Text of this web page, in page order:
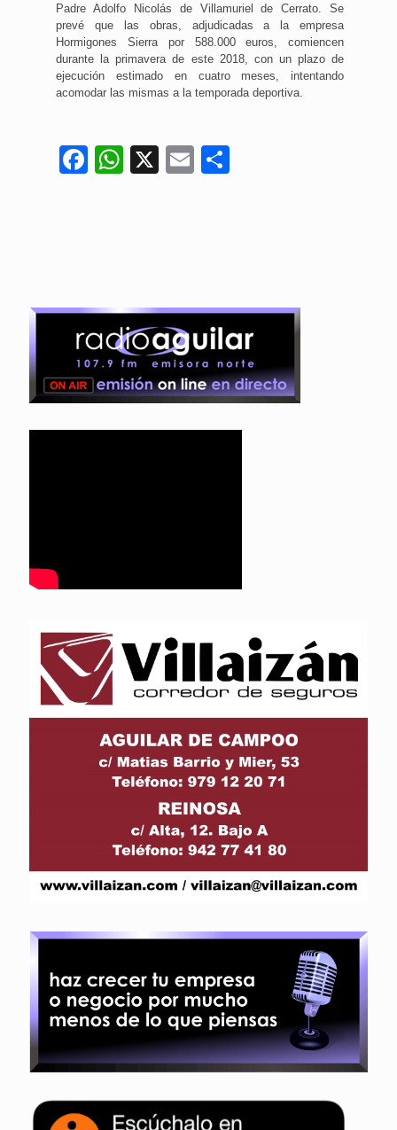
Padre Adolfo Nicolás de Villamuriel de Cerrato. Se
prevé que las obras, adjudicadas a la empresa
Hormigones Sierra por 588.000 euros, comiencen
durante la primavera de este 2018, con un plazo de
ejecución estimado en cuatro meses, intentando
acomodar las mismas a la temporada deportiva.
Facebook
WhatsApp
X Email